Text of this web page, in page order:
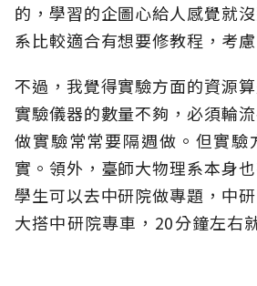
的，學習的企圖心給人感覺就
系比較適合有想要修教程，考
不過，我覺得實驗方面的資源
實驗儀器的數量不夠，必須輪
做實驗常常要隔週做。但實驗
實。領外，臺師大物理系本身
學生可以去中研院做專題，中
大搭中研院專車，20分鐘左右